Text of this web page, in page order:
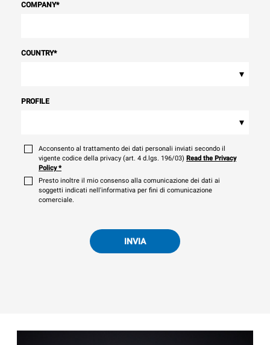
COMPANY*
COUNTRY*
▾
PROFILE
▾
Acconsento al trattamento dei dati personali inviati secondo il
vigente codice della privacy (art. 4 d.lgs. 196/03) Read the Privacy
Policy*
Presto inoltre il mio consenso alla comunicazione dei dati ai
soggetti indicati nell'informativa per fini di comunicazione
comerciale.
INVIA